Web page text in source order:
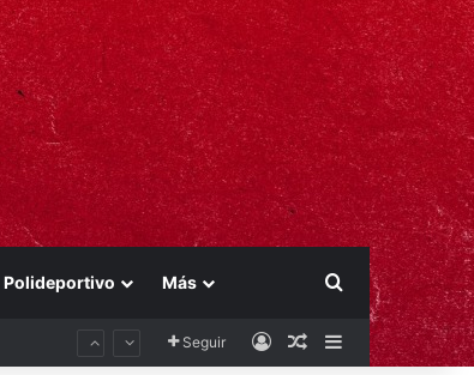
Polideportivo Más Buscar por
Seguir AccesoPublicación al
Barra lateral